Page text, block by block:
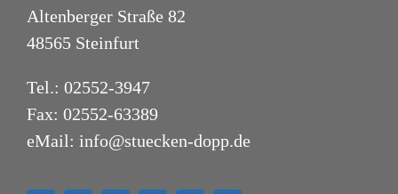
Altenberger Straße 82
48565 Steinfurt
Tel.: 02552-3947
Fax: 02552-63389
eMail: info@stuecken-dopp.de